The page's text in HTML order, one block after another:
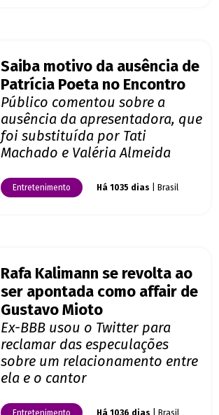
Saiba motivo da ausência de
Patrícia Poeta no Encontro
Público comentou sobre a
ausência da apresentadora, que
foi substituída por Tati
Machado e Valéria Almeida
Entretenimento Há 1035 dias | Brasil
Rafa Kalimann se revolta ao
ser apontada como affair de
Gustavo Mioto
Ex-BBB usou o Twitter para
reclamar das especulações
sobre um relacionamento entre
ela e o cantor
Entretenimento